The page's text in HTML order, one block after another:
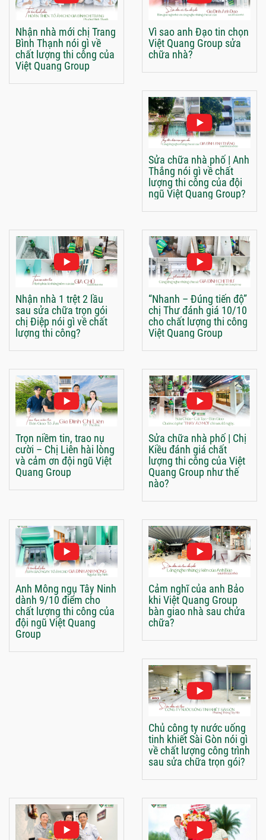
Nhận nhà mới chị Trang
Bình Thạnh nói gì về
chất lượng thi công của
Việt Quang Group
Vì sao anh Đạo tin chọn
Việt Quang Group sửa
chữa nhà?
Sửa chữa nhà phố | Anh
Thắng nói gì về chất
lượng thi công của đội
ngũ Việt Quang Group?
Nhận nhà 1 trệt 2 lầu
sau sửa chữa trọn gói
chị Điệp nói gì về chất
lượng thi công?
“Nhanh – Đúng tiến độ”
chị Thư đánh giá 10/10
cho chất lượng thi công
Việt Quang Group
Trọn niềm tin, trao nụ
cười – Chị Liên hài lòng
và cảm ơn đội ngũ Việt
Quang Group
Sửa chữa nhà phố | Chị
Kiều đánh giá chất
lượng thi công của Việt
Quang Group như thế
nào?
Anh Mông ngụ Tây Ninh
dành 9/10 điểm cho
chất lượng thi công của
đội ngũ Việt Quang
Group
Cảm nghĩ của anh Bảo
khi Việt Quang Group
bàn giao nhà sau chửa
chữa?
Chủ công ty nước uống
tinh khiết Sài Gòn nói gì
về chất lượng công trình
sau sửa chữa trọn gói?